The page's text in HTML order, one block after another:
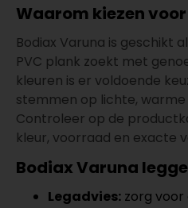
Waarom kiezen
Bodiax Varuna is geschikt
PVC plank zoekt met
kleuren is er voldoende
stemmen op lichte,
Controleer op de
kleur, voorraad en exacte
Bodiax Varuna
Legadvies: zorg voor